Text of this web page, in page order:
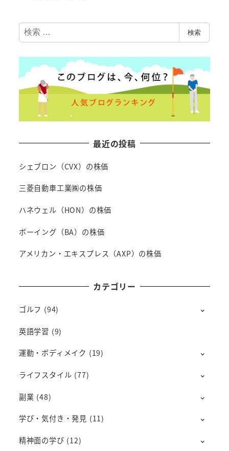
検
索
検索
最近の投稿
シェブロン（CVX）の株価
三菱自動車工業㈱の株価
ハネウェル（HON）の株価
ボーイング（BA）の株価
アメリカン・エキスプレス（AXP）の株価
カテゴリー
ゴルフ (94)
英語学習 (9)
運動・ボディメイク (19)
ライフスタイル (77)
副業 (48)
学び・気付き・発見 (11)
精神面の学び (12)